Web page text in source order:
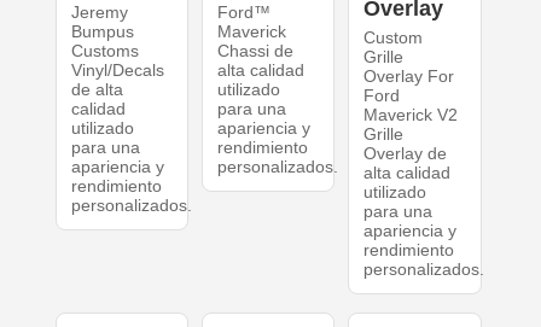
Jeremy
Bumpus
Customs
Vinyl/Decals
de alta
calidad
utilizado
para una
apariencia y
rendimiento
personalizados.
Ford™
Maverick
Chassi de
alta calidad
utilizado
para una
apariencia y
rendimiento
personalizados.
Overlay
Custom
Grille
Overlay For
Ford
Maverick V2
Grille
Overlay de
alta calidad
utilizado
para una
apariencia y
rendimiento
personalizados.